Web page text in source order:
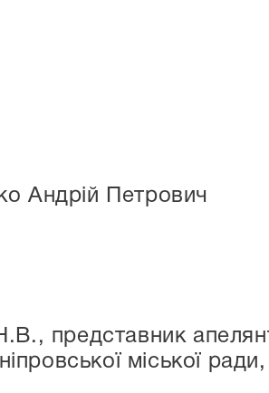
Андрій Петрович
представник
міської